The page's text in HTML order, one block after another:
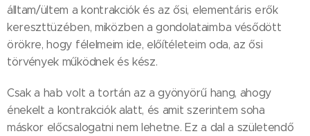
álltam/ültem a kontrakciók és az ősi, elementáris erők
kereszttüzében, miközben a gondolataimba vésődött
örökre, hogy félelmeim ide, előítéleteim oda, az ősi
törvények működnek és kész.
Csak a hab volt a tortán az a gyönyörű hang, ahogy
énekelt a kontrakciók alatt, és amit szerintem soha
máskor előcsalogatni nem lehetne. Ez a dal a születendő